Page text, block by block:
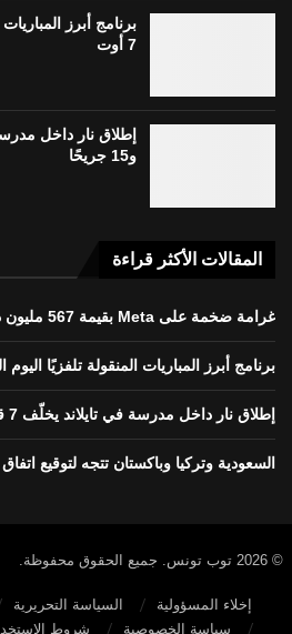
برنامج أبرز
7 أوت
و15 جريحًا
المقالات الأكثر قراءة
غرامة ضخمة على Meta بقيمة 567 مليون دولار بسبب حماية القاصرين
برنامج أبرز المباريات المنقولة تلفزيًا اليوم
إطلاق نار داخل مدرسة في تايلاند يخلّف 7 قتلى و15 جريحًا
السعودية وتركيا وباكستان تتجه لتوقيع
© 2026 توب تونس. جميع الحقوق محفوظة.
إخلاء المسؤولية السياسة التحريرية
سياسة الخصوصية
شروط